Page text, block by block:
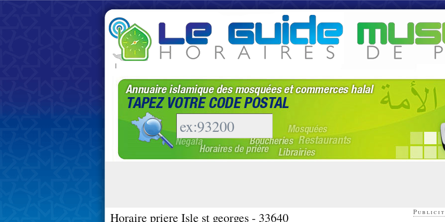
|
Horaire priere Isle st georges - 33640